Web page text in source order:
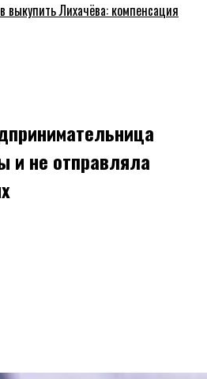
выкупить Лихачёва: компенсация
и не отправляла